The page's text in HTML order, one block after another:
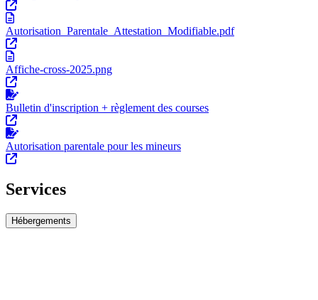
Autorisation_Parentale_Attestation_Modifiable.pdf
Affiche-cross-2025.png
Bulletin d'inscription + règlement des courses
Autorisation parentale pour les mineurs
Services
Hébergements